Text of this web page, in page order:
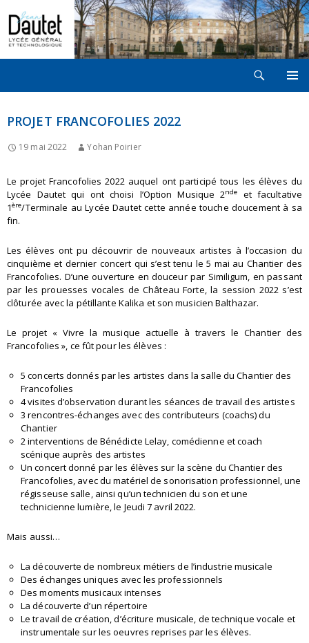
CONTENU
PROJET FRANCOFOLIES 2022
19 mai 2022 Yohan Poirier
Le projet Francofolies 2022 auquel ont participé tous les élèves du
Lycée Dautet qui ont choisi l’Option Musique 2nde
et facultative
1ère/Terminale au Lycée Dautet cette année touche doucement à sa
fin.
Les élèves ont pu découvrir de nouveaux artistes à l’occasion du
cinquième et dernier concert qui s’est tenu le 5 mai au Chantier des
Francofolies. D’une ouverture en douceur par Similigum, en passant
par les prouesses vocales de Château Forte, la session 2022 s’est
clôturée avec la pétillante Kalika et son musicien Balthazar.
Le projet « Vivre la musique actuelle à travers le Chantier des
Francofolies », ce fût pour les élèves :
5 concerts donnés par les artistes dans la salle du Chantier des
Francofolies
4 visites d’observation durant les séances de travail des artistes
3 rencontres-échanges avec des contributeurs (coachs) du
Chantier
2 interventions de Bénédicte Lelay, comédienne et coach
scénique auprès des artistes
Un concert donné par les élèves sur la scène du Chantier des
Francofolies, avec du matériel de sonorisation professionnel, une
régisseuse salle, ainsi qu’un technicien du son et une
technicienne lumière, le Jeudi 7 avril 2022.
Mais aussi…
La découverte de nombreux métiers de l’industrie musicale
Des échanges uniques avec les professionnels
Des moments musicaux intenses
La découverte d’un répertoire
Le travail de création, d’écriture musicale, de technique vocale et
instrumentale sur les oeuvres reprises par les élèves.